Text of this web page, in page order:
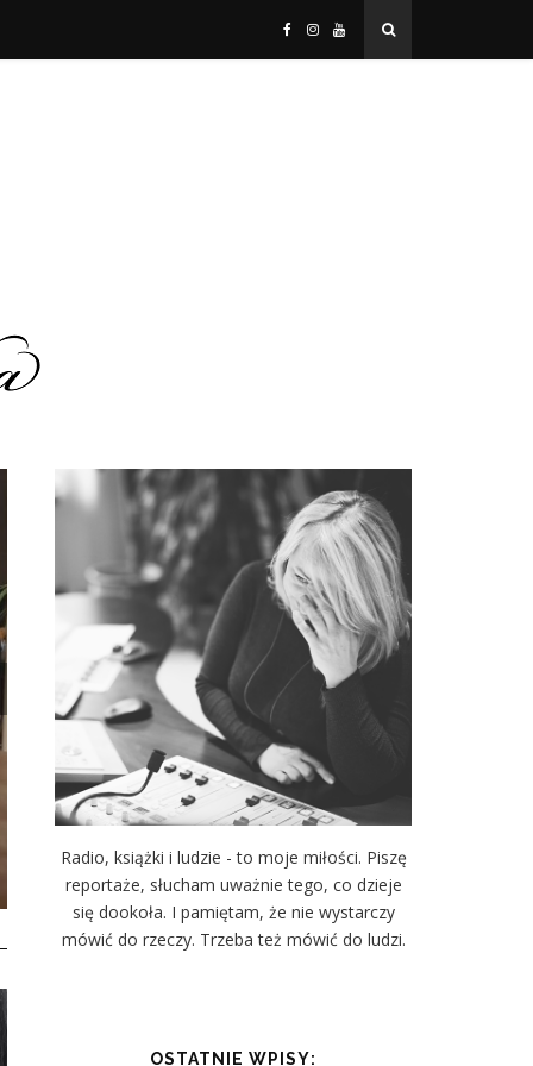
TARTAK
Radio, książki i ludzie - to moje miłości. Piszę
reportaże, słucham uważnie tego, co dzieje
się dookoła. I pamiętam, że nie wystarczy
mówić do rzeczy. Trzeba też mówić do ludzi.
OSTATNIE WPISY: